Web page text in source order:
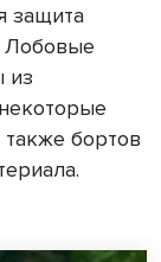
защита
Лобовые
из
бортов